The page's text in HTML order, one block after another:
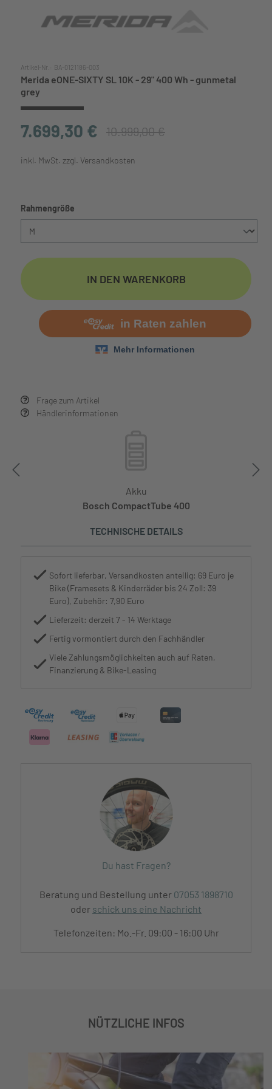
Artikel-Nr.: BA-0121186-003
Merida eONE-SIXTY SL 10K - 29" 400 Wh - gunmetal
grey
7.699,30 € 10.999,00 €
inkl. MwSt. zzgl. Versandkosten
Frage zum Artikel
Händlerinformationen
Rahmengröße
IN DEN WARENKORB
Akku
Bosch CompactTube 400
TECHNISCHE DETAILS
Sofort lieferbar, Versandkosten anteilig: 69 Euro je
Bike (Framesets & Kinderräder bis 24 Zoll: 39
Euro), Zubehör: 7,90 Euro
Lieferzeit: derzeit 7 - 14 Werktage
Fertig vormontiert durch den Fachhändler
Viele Zahlungsmöglichkeiten auch auf Raten,
Finanzierung & Bike-Leasing
Du hast Fragen?
Beratung und Bestellung unter 07053 1898710
oder schick uns eine Nachricht
Telefonzeiten: Mo.-Fr. 09:00 - 16:00 Uhr
NÜTZLICHE INFOS